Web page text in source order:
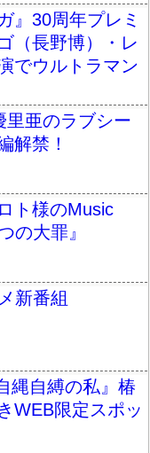
』30周年プレミ
（長野博）・レ
でウルトラマン
里亜のラブシー
解禁！
ト様のMusic
の大罪』
新番組
縄自縛の私』椿
WEB限定スポッ